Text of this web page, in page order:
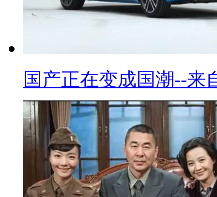
国产正在变成国潮--来